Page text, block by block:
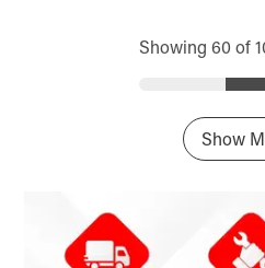
Showing 60 of
Show